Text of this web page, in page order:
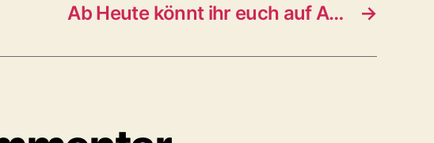
→
Ab Heute könnt ihr euch auf A…